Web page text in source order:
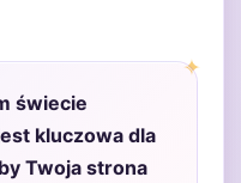
świecie
kluczowa dla
Twoja strona